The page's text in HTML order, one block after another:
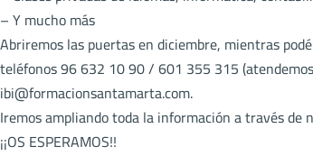
– Y mucho más
Abriremos las puertas en diciembre, mientras
teléfonos 96 632 10 90 / 601 355 315
ibi@formacionsantamarta.com.
Iremos ampliando toda la información a través de
¡¡OS ESPERAMOS!!